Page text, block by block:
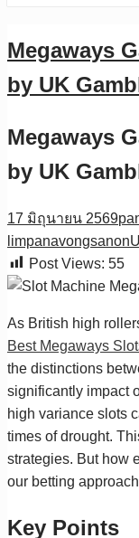
Megaways
by UK
Megaways
by UK
17 มิถุนายน 2569
limpanavongsanon
Post Views: 55
As British high
Best Megaways
the distinctions
significantly impact
high variance slots
times of drought.
strategies. But how
our betting
Key Points